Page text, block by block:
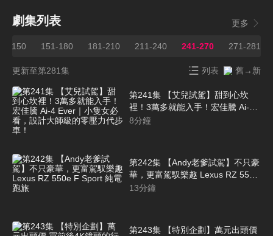
劇集列表 更多
150 151-180 181-210 211-240 241-270 271-281
更新至第281集 列表 舊→新
第241集 【艾兒試駕】甜到心坎
裡！3萬多就能入手！宏佳騰 Ai-4
Ever｜小隻女必看，設計大師級的
8分鐘
第242集 【Andy老爹試駕】不只豪
華，更富駕馭樂趣 Lexus RZ 550e
F Sport 純電跑旅
13分鐘
第243集 【特別企劃】萬元出頭價